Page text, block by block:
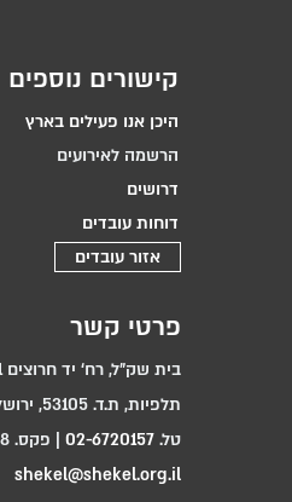
קישורים נוספים
היכן אנו פעילים בארץ
הרשמה לאירועים
דרושים
דוחות עובדים
אזור עובדים
פרטי קשר
בית שק"ל, רח‘ יד חרוצים 11 ,
תלפיות, ת.ד. 53105, ירושלים 9153002
טל.02-6720157 | פקס. 02-6725208
shekel@shekel.org.il